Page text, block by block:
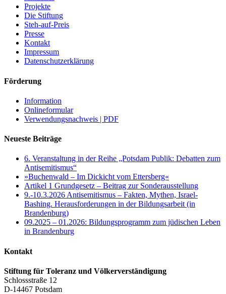
Projekte
Die Stiftung
Steh-auf-Preis
Presse
Kontakt
Impressum
Datenschutzerklärung
Förderung
Information
Onlineformular
Verwendungsnachweis | PDF
Neueste Beiträge
6. Veranstaltung in der Reihe „Potsdam Publik: Debatten zum
Antisemitismus“
»Buchenwald – Im Dickicht vom Ettersberg«
Artikel 1 Grundgesetz – Beitrag zur Sonderausstellung
9.-10.3.2026 Antisemitismus – Fakten, Mythen, Israel-
Bashing. Herausforderungen in der Bildungsarbeit (in
Brandenburg)
09.2025 – 01.2026: Bildungsprogramm zum jüdischen Leben
in Brandenburg
Kontakt
Stiftung für Toleranz und Völkerverständigung
Schlossstraße 12
D-14467 Potsdam